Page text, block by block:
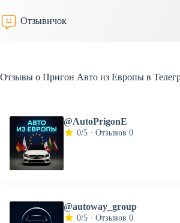
к
сути
Отзывичок
Отзывы о Пригон Авто из Европы в
@AutoPrigonE
0/5 · Отзывов 0
@autoway_group
0/5 · Отзывов 0